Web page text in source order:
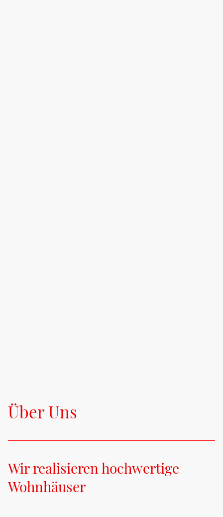
Über Uns
Wir realisieren hochwertige
Wohnhäuser